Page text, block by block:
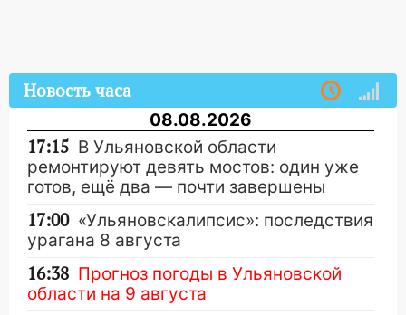
Новость часа
08.08.2026
17:15 В Ульяновской области
ремонтируют девять мостов: один уже
готов, ещё два — почти завершены
17:00 «Ульяновскалипсис»: последствия
урагана 8 августа
16:38 Прогноз погоды в Ульяновской
области на 9 августа